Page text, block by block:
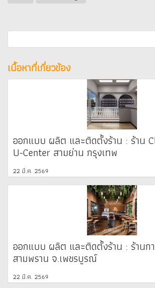
เนื้อหาที่เกี่ยวข้อง
ออกแบบ ผลิต และติดตั้งร้าน : ร้าน
U-Center สามย่าน กรุงเทพ
22 มี.ค. 2569
ออกแบบ ผลิต และติดตั้งร้าน : ร้านก
สามพราน จ.เพชรบูรณ์
22 มี.ค. 2569